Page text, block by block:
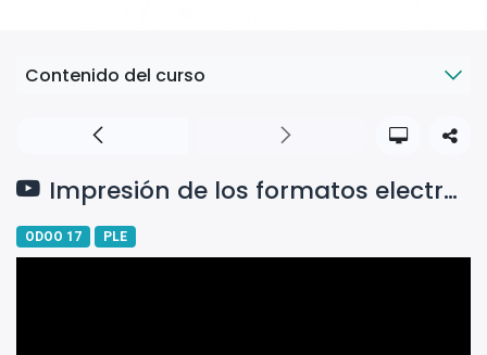
Contenido del curso
Impresión de los formatos electrónico y excel
ODOO 17 PLE